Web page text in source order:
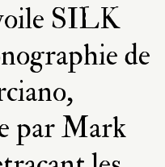
SILK
de
par Mark